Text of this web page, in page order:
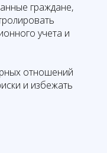
граждане,
учета и
отношений
и избежать